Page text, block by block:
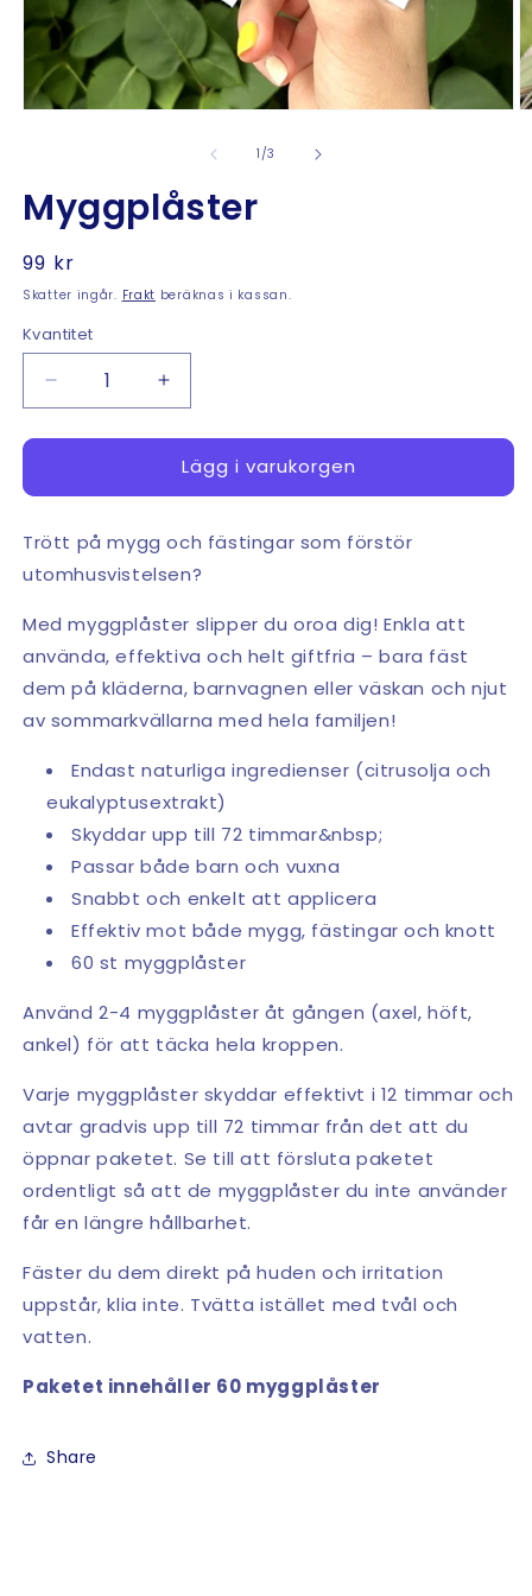
1/av
3
Myggplåster
Ordinarie
pris
99 kr
Skatter ingår. Frakt beräknas i kassan.
Kvantitet
Minska
kvantitet
för
Öka
kvantitet
för
Myggplåster
Lägg i varukorgen
Trött på mygg och fästingar som förstör
utomhusvistelsen?
Med myggplåster slipper du oroa dig! Enkla att
använda, effektiva och helt giftfria – bara fäst
dem på kläderna, barnvagnen eller väskan och njut
av sommarkvällarna med hela familjen!
Endast naturliga ingredienser (citrusolja och
eukalyptusextrakt)
Skyddar upp till 72 timmar&nbsp;
Passar både barn och vuxna
Snabbt och enkelt att applicera
Effektiv mot både mygg, fästingar och knott
60 st myggplåster
Använd 2-4 myggplåster åt gången (axel, höft,
ankel) för att täcka hela kroppen.
Varje myggplåster skyddar effektivt i 12 timmar och
avtar gradvis upp till 72 timmar från det att du
öppnar paketet. Se till att försluta paketet
ordentligt så att de myggplåster du inte använder
får en längre hållbarhet.
Fäster du dem direkt på huden och irritation
uppstår, klia inte. Tvätta istället med tvål och
vatten.
Paketet innehåller 60 myggplåster
Share